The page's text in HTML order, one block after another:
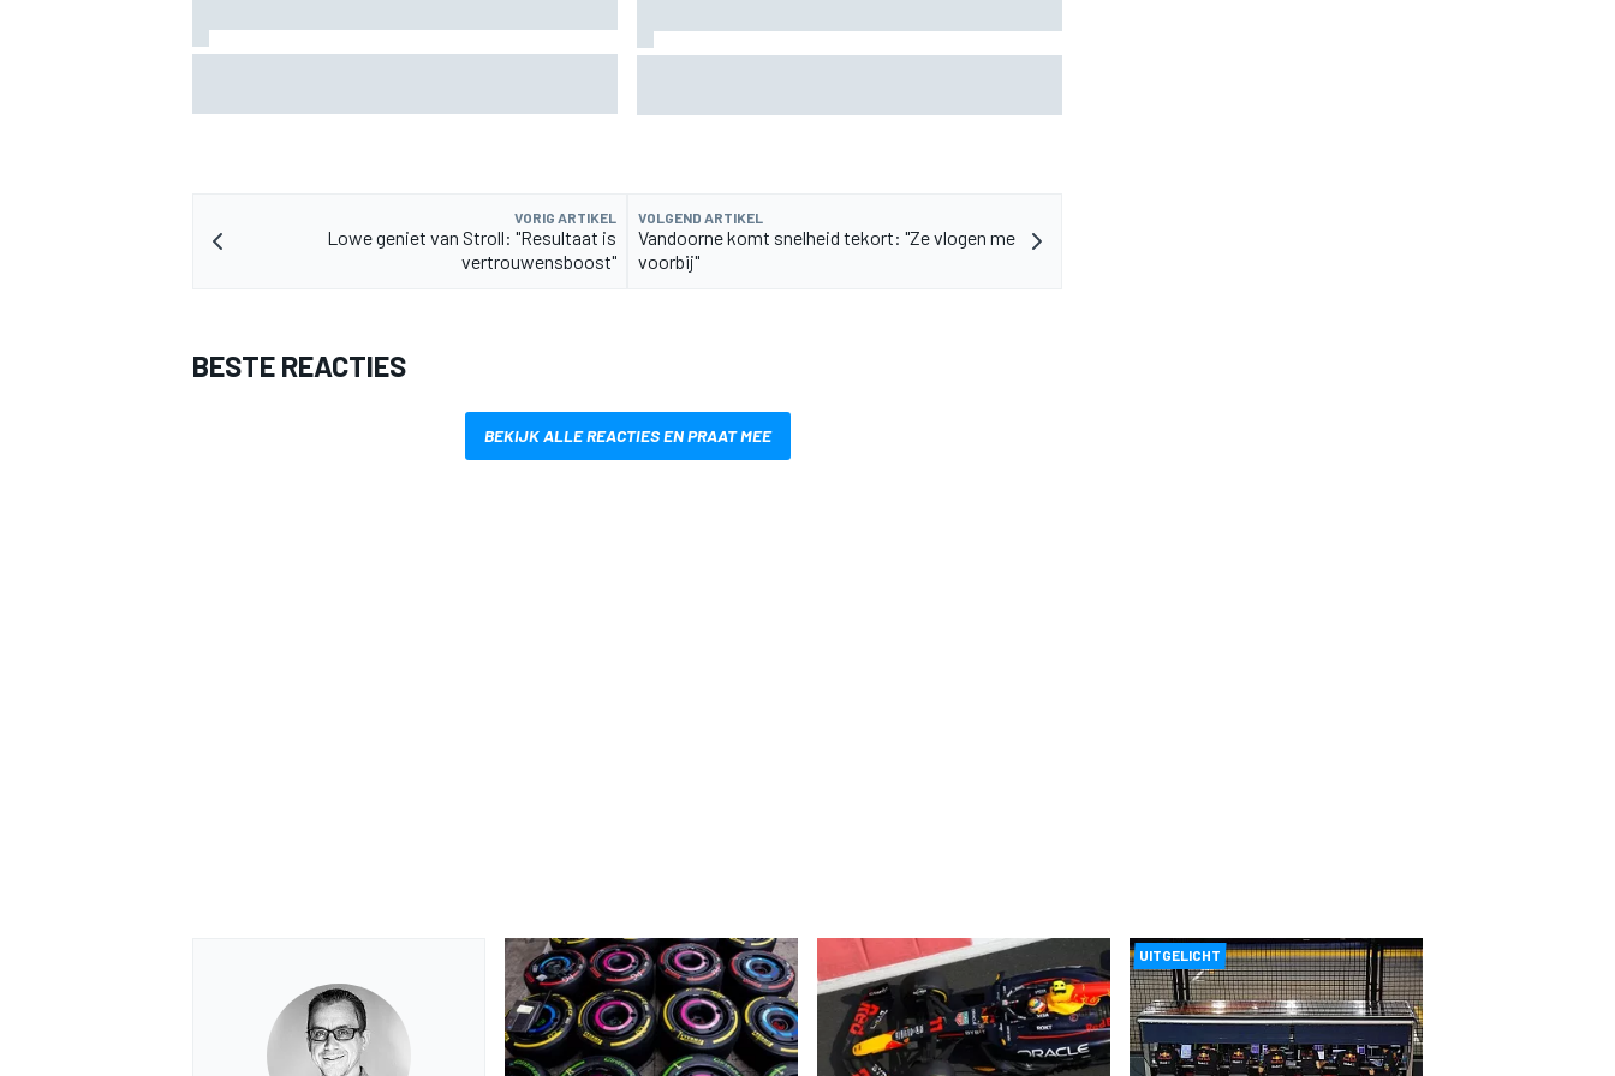
VORIG ARTIKEL
Lowe geniet van Stroll: "Resultaat is
vertrouwensboost"
VOLGEND ARTIKEL
Vandoorne komt snelheid tekort: "Ze vlogen me
voorbij"
BESTE REACTIES
BEKIJK ALLE REACTIES EN PRAAT MEE
UITGELICHT